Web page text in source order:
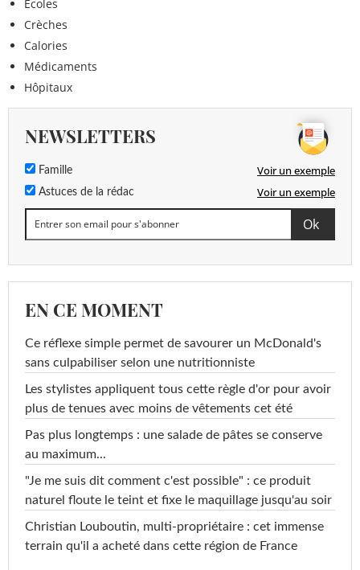
Ecoles
Crèches
Calories
Médicaments
Hôpitaux
NEWSLETTERS
Famille Voir un exemple
Astuces de la rédac Voir un exemple
EN CE MOMENT
Ce réflexe simple permet de savourer un McDonald's
sans culpabiliser selon une nutritionniste
Les stylistes appliquent tous cette règle d'or pour avoir
plus de tenues avec moins de vêtements cet été
Pas plus longtemps : une salade de pâtes se conserve
au maximum...
"Je me suis dit comment c'est possible" : ce produit
naturel floute le teint et fixe le maquillage jusqu'au soir
Christian Louboutin, multi-propriétaire : cet immense
terrain qu'il a acheté dans cette région de France